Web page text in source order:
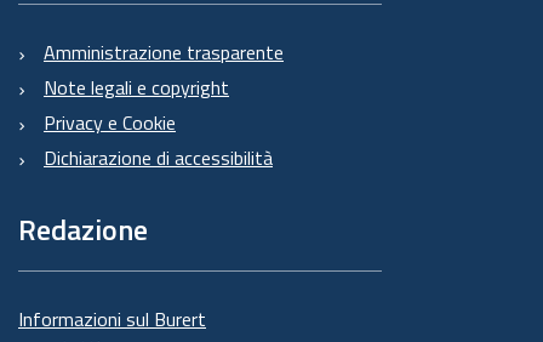
Amministrazione trasparente
Note legali e copyright
Privacy e Cookie
Dichiarazione di accessibilità
Redazione
Informazioni sul Burert